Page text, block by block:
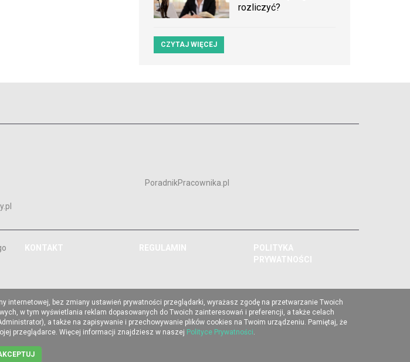
rozliczyć?
CZYTAJ WIĘCEJ
PoradnikPracownika.pl
KONTAKT REGULAMIN
POLITYKA
PRYWATNOŚCI
bez zmiany ustawień prywatności przeglądarki, wyrażasz zgodę na przetwarzanie Twoich
w tym wyświetlania reklam dopasowanych do Twoich zainteresowań i preferencji, a także celach
a także na zapisywanie i przechowywanie plików cookies na Twoim urządzeniu. Pamiętaj, że
przeglądarce. Więcej informacji znajdziesz w naszej Polityce Prywatności.